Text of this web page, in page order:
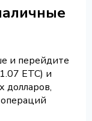
и перейдите
ETC) и
долларов,